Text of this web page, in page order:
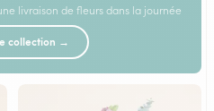
livraison de fleurs dans la journée
collection →